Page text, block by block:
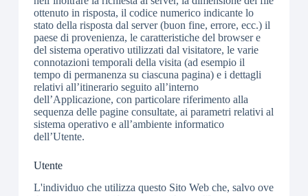
ottenuto in risposta, il codice numerico indicante lo
stato della risposta dal server (buon fine, errore, ecc.) il
paese di provenienza, le caratteristiche del browser e
del sistema operativo utilizzati dal visitatore, le varie
connotazioni temporali della visita (ad esempio il
tempo di permanenza su ciascuna pagina) e i dettagli
relativi all’itinerario seguito all’interno
dell’Applicazione, con particolare riferimento alla
sequenza delle pagine consultate, ai parametri relativi al
sistema operativo e all’ambiente informatico
dell’Utente.
Utente
L'individuo che utilizza questo Sito Web che, salvo ove